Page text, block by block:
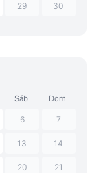
29 30
Sáb Dom
6 7
13 14
20 21